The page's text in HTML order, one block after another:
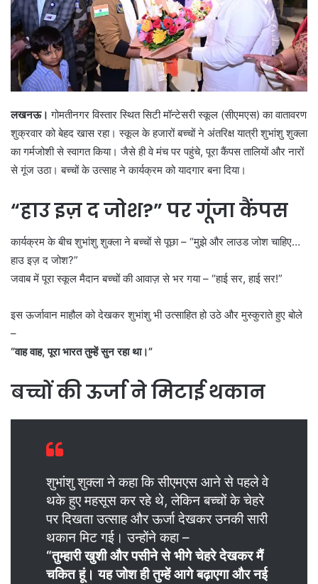
लखनऊ। गोमतीनगर विस्तार स्थित सिटी मॉन्टेसरी स्कूल (सीएमएस) का वातावरण
शुक्रवार को बेहद खास रहा। स्कूल के हजारों बच्चों ने अंतरिक्ष यात्री शुभांशु शुक्ला
का गर्मजोशी से स्वागत किया। जैसे ही वे मंच पर पहुंचे, पूरा कैंपस तालियों और नारों
से गूंज उठा। बच्चों के उत्साह ने कार्यक्रम को यादगार बना दिया।
“हाउ इज़ द जोश?” पर गूंजा कैंपस
कार्यक्रम के बीच शुभांशु शुक्ला ने बच्चों से पूछा – “मुझे और लाउड जोश चाहिए…
हाउ इज़ द जोश?”
जवाब में पूरा स्कूल मैदान बच्चों की आवाज़ से भर गया – “हाई सर, हाई सर!”
इस ऊर्जावान माहौल को देखकर शुभांशु भी उत्साहित हो उठे और मुस्कुराते हुए बोले
–
“वाह वाह, पूरा भारत तुम्हें सुन रहा था।”
बच्चों की ऊर्जा ने मिटाई थकान
शुभांशु शुक्ला ने कहा कि सीएमएस आने से पहले वे
थके हुए महसूस कर रहे थे, लेकिन बच्चों के चेहरे
पर दिखता उत्साह और ऊर्जा देखकर उनकी सारी
थकान मिट गई। उन्होंने कहा –
“तुम्हारी खुशी और पसीने से भीगे चेहरे देखकर मैं
चकित हूं। यह जोश ही तुम्हें आगे बढ़ाएगा और नई